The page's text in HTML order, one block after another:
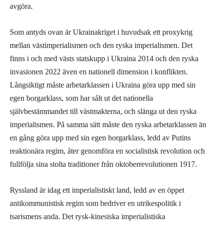
avgöra.
Som antyds ovan är Ukrainakriget i huvudsak ett proxykrig
mellan västimperialismen och den ryska imperialismen. Det
finns i och med västs statskupp i Ukraina 2014 och den ryska
invasionen 2022 även en nationell dimension i konflikten.
Långsiktigt måste arbetarklassen i Ukraina göra upp med sin
egen borgarklass, som har sålt ut det nationella
självbestämmandet till västmakterna, och slänga ut den ryska
imperialismen. På samma sätt måste den ryska arbetarklassen än
en gång göra upp med sin egen borgarklass, ledd av Putins
reaktionära regim, åter genomföra en socialistisk revolution och
fullfölja sina stolta traditioner från oktoberrevolutionen 1917.
Ryssland är idag ett imperialistiskt land, ledd av en öppet
antikommunistisk regim som bedriver en utrikespolitik i
tsarismens anda. Det rysk-kinesiska imperialistiska